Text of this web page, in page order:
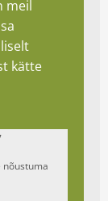
meil
kätte